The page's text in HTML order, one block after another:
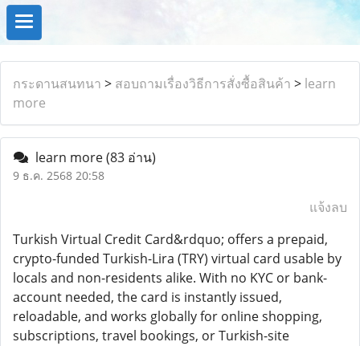
กระดานสนทนา > สอบถามเรื่องวิธีการสั่งซื้อสินค้า > learn
more
learn more(83 อ่าน)
9 ธ.ค. 2568 20:58
แจ้งลบ
Turkish Virtual Credit Card&rdquo; offers a prepaid,
crypto-funded Turkish-Lira (TRY) virtual card usable by
locals and non-residents alike. With no KYC or bank-
account needed, the card is instantly issued,
reloadable, and works globally for online shopping,
subscriptions, travel bookings, or Turkish-site